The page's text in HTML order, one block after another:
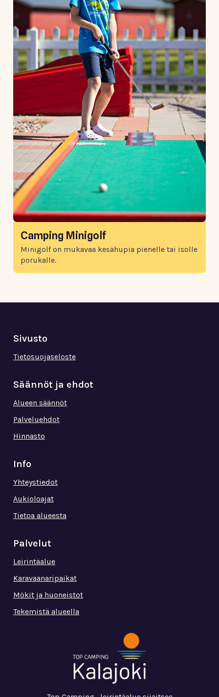
Camping Minigolf
Minigolf on mukavaa kesähupia pienelle tai isolle
porukalle.
Palvelut
Leirintäalue
Karavaanaripaikat
Mökit ja huoneistot
Tekemistä alueella
Info
Yhteystiedot
Aukioloajat
Tietoa alueesta
Säännöt ja ehdot
Alueen säännöt
Palveluehdot
Hinnasto
Sivusto
Tietosuojaseloste